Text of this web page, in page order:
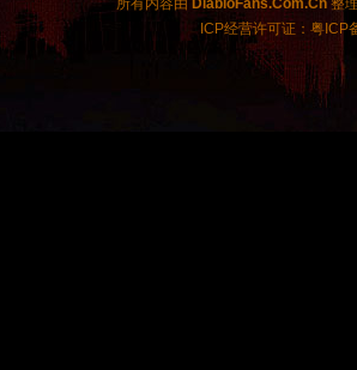
所有内容由 DiabloFans.Com.Cn 整
ICP经营许可证：粤